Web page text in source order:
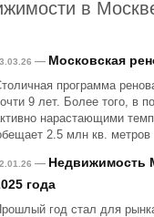
в
— Московская
программа
9 лет. Более того, в
нарастающими
2.5 млн кв. метров
— Недвижимость
года
год стал для